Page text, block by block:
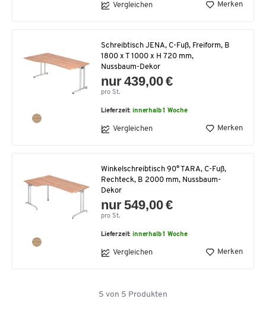
Vergleichen Merken
Schreibtisch JENA, C-Fuß, Freiform, B
1800 x T 1000 x H 720 mm,
Nussbaum-Dekor
nur 439,00 €
pro St.
Lieferzeit:innerhalb 1 Woche
Vergleichen Merken
Winkelschreibtisch 90° TARA, C-Fuß,
Rechteck, B 2000 mm, Nussbaum-
Dekor
nur 549,00 €
pro St.
Lieferzeit:innerhalb 1 Woche
Vergleichen Merken
5 von 5 Produkten